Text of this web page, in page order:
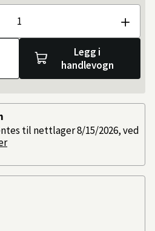
Legg i
handlevogn
til nettlager 8/15/2026, ved